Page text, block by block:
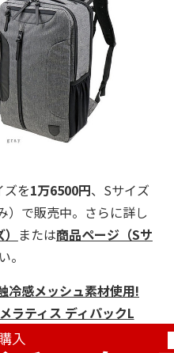
を1万6500円、Sサイズ
）で販売中。さらに詳し
または商品ページ（Sサ
。
冷感メッシュ素材使用!
ラティス ディパックL